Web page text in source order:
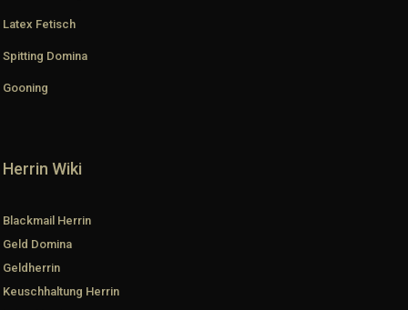
Latex Fetisch
Spitting Domina
Gooning
Herrin Wiki
Blackmail Herrin
Geld Domina
Geldherrin
Keuschhaltung Herrin